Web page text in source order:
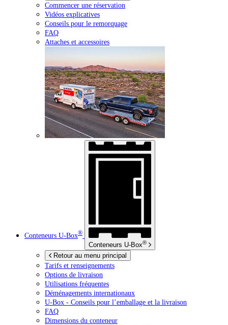
Commencer une réservation
Vidéos explicatives
Conseils pour le remorquage
FAQ
Attaches et accessoires
Conteneurs U-Box®
Conteneurs U-Box®
Retour au menu principal
Tarifs et renseignements
Options de livraison
Utilisations fréquentes
Déménagements internationaux
U-Box - Conseils pour l’emballage et la livraison
FAQ
Dimensions du conteneur